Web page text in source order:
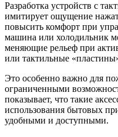
Разработка устройств с
имитирует ощущение
повысить комфорт при
машина или холодильник
меняющие рельеф при
или тактильные
Это особенно важно для
ограниченными
показывает, что такие
использования бытовых
удобными и доступными.